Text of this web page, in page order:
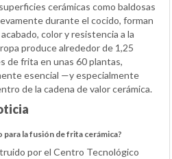
cerámicas como baldosas
durante el cocido, forman
color y resistencia a la
produce alrededor de 1,25
de frita en unas 60 plantas,
esencial —y especialmente
de la cadena de valor cerámica.
la fusión de frita cerámica?
por el Centro Tecnológico